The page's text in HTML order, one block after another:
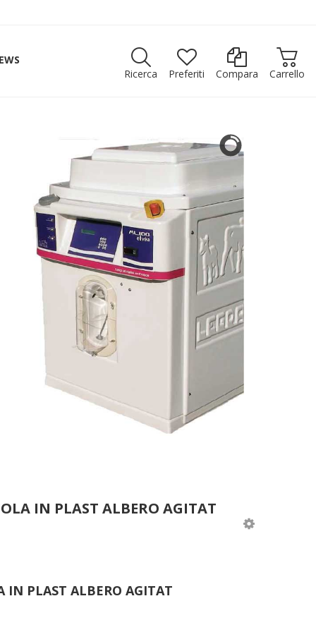
Ricerca
Preferiti Compara Carrello
IN PLAST ALBERO AGITAT
IN PLAST ALBERO AGITAT